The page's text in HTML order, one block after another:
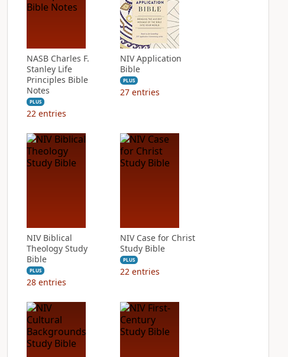
NASB Charles F.
Stanley Life
Principles Bible
Notes
PLUS
22 entries
NIV Application
Bible
PLUS
27 entries
NIV Biblical
Theology Study
Bible
PLUS
28 entries
NIV Case for Christ
Study Bible
PLUS
22 entries